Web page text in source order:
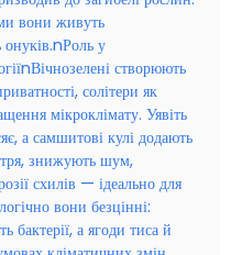
вони живуть
онуків.nРоль у
створюють
солітери як
мікроклімату. Уявіть
а самшитові кулі додають
знижують шум,
схилів — ідеально для
вони безцінні:
а ягоди тиса й